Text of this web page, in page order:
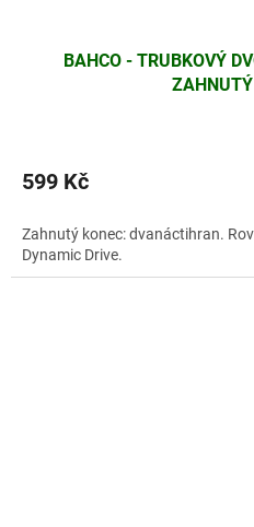
BAHCO - TRUBKOVÝ
599 Kč
Zahnutý konec: dvanáctihran.
Dynamic Drive.